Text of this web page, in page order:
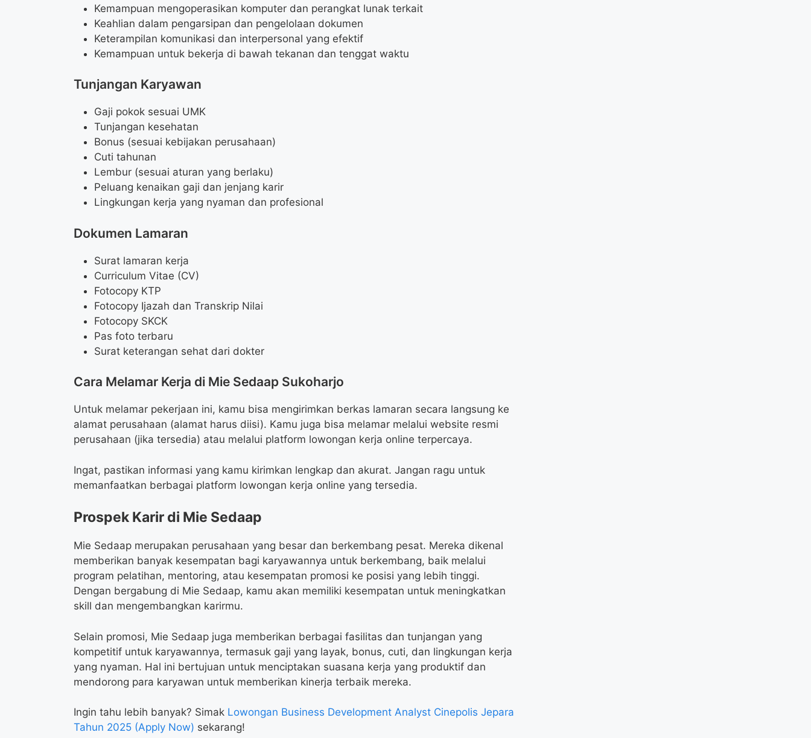
Kemampuan mengoperasikan komputer dan perangkat lunak terkait
Keahlian dalam pengarsipan dan pengelolaan dokumen
Keterampilan komunikasi dan interpersonal yang efektif
Kemampuan untuk bekerja di bawah tekanan dan tenggat waktu
Tunjangan Karyawan
Gaji pokok sesuai UMK
Tunjangan kesehatan
Bonus (sesuai kebijakan perusahaan)
Cuti tahunan
Lembur (sesuai aturan yang berlaku)
Peluang kenaikan gaji dan jenjang karir
Lingkungan kerja yang nyaman dan profesional
Dokumen Lamaran
Surat lamaran kerja
Curriculum Vitae (CV)
Fotocopy KTP
Fotocopy Ijazah dan Transkrip Nilai
Fotocopy SKCK
Pas foto terbaru
Surat keterangan sehat dari dokter
Cara Melamar Kerja di Mie Sedaap Sukoharjo
Untuk melamar pekerjaan ini, kamu bisa mengirimkan berkas lamaran secara langsung ke
alamat perusahaan (alamat harus diisi). Kamu juga bisa melamar melalui website resmi
perusahaan (jika tersedia) atau melalui platform lowongan kerja online terpercaya.
Ingat, pastikan informasi yang kamu kirimkan lengkap dan akurat. Jangan ragu untuk
memanfaatkan berbagai platform lowongan kerja online yang tersedia.
Prospek Karir di Mie Sedaap
Mie Sedaap merupakan perusahaan yang besar dan berkembang pesat. Mereka dikenal
memberikan banyak kesempatan bagi karyawannya untuk berkembang, baik melalui
program pelatihan, mentoring, atau kesempatan promosi ke posisi yang lebih tinggi.
Dengan bergabung di Mie Sedaap, kamu akan memiliki kesempatan untuk meningkatkan
skill dan mengembangkan karirmu.
Selain promosi, Mie Sedaap juga memberikan berbagai fasilitas dan tunjangan yang
kompetitif untuk karyawannya, termasuk gaji yang layak, bonus, cuti, dan lingkungan kerja
yang nyaman. Hal ini bertujuan untuk menciptakan suasana kerja yang produktif dan
mendorong para karyawan untuk memberikan kinerja terbaik mereka.
Ingin tahu lebih banyak? Simak Lowongan Business Development Analyst Cinepolis Jepara
Tahun 2025 (Apply Now) sekarang!